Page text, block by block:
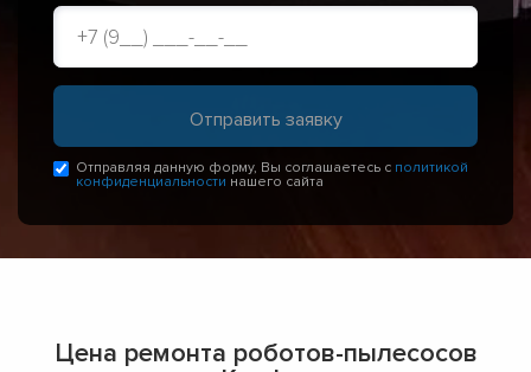
Отправляя данную форму, Вы соглашаетесь с политикой
конфиденциальности нашего сайта
Цена ремонта роботов-пылесосов